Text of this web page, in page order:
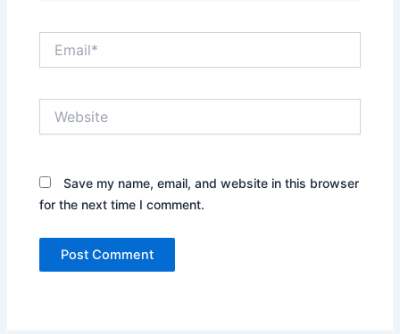
Save my name, email, and website in this browser
for the next time I comment.